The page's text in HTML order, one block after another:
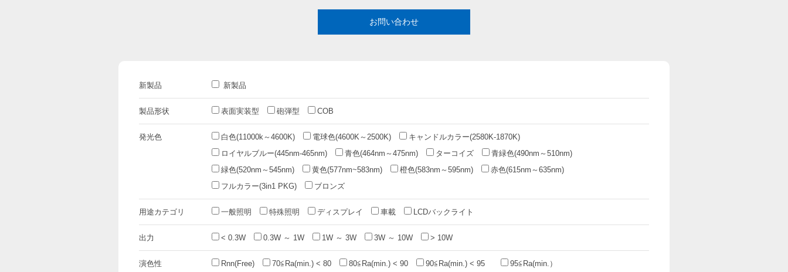
お問い合わせ
新製品 新製品
製品形状 表面実装型 砲弾型 COB
発光色 白色(11000k～4600K) 電球色(4600K～2500K)
キャンドルカラー(2580K-1870K)
ロイヤルブルー(445nm-465nm)
青色(464nm～475nm) ターコイズ
青緑色(490nm～510nm)
緑色(520nm～545nm)
黄色(577nm~583nm) 橙色(583nm～595nm)
赤色(615nm～635nm)
フルカラー(3in1 PKG)
ブロンズ
用途カテゴリ 一般照明 特殊照明 ディスプレイ 車載 LCDバックライト
出力 < 0.3W 0.3W ～ 1W 1W ～ 3W 3W ～ 10W > 10W
演色性 Rnn(Free) 70≦Ra(min.) < 80 80≦Ra(min.) < 90 90≦Ra(min.) < 95 95≦Ra(min.）